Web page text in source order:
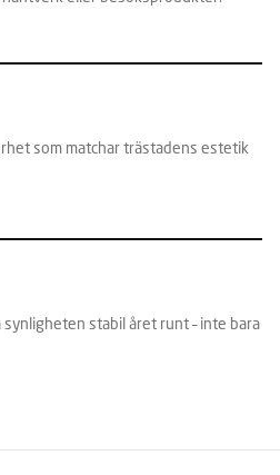
som matchar trästadens estetik
stabil året runt – inte bara